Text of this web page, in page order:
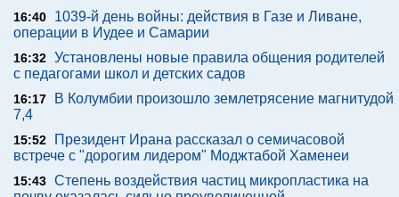
16:40
1039-й день войны: действия в Газе и Ливане,
операции в Иудее и Самарии
16:32 Установлены новые правила общения родителей
с педагогами школ и детских садов
16:17
В Колумбии произошло землетрясение магнитудой
7,4
15:52
Президент Ирана рассказал о семичасовой
встрече с "дорогим лидером" Моджтабой Хаменеи
15:43 Степень воздействия частиц микропластика на